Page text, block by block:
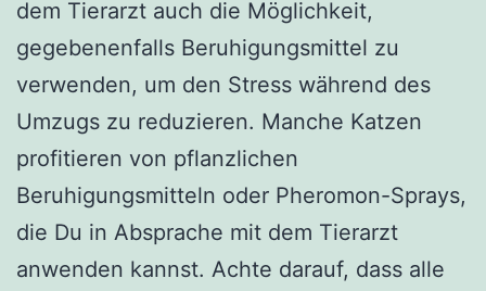
dem Tierarzt auch die Möglichkeit,
gegebenenfalls Beruhigungsmittel zu
verwenden, um den Stress während des
Umzugs zu reduzieren. Manche Katzen
profitieren von pflanzlichen
Beruhigungsmitteln oder Pheromon-Sprays,
die Du in Absprache mit dem Tierarzt
anwenden kannst. Achte darauf, dass alle